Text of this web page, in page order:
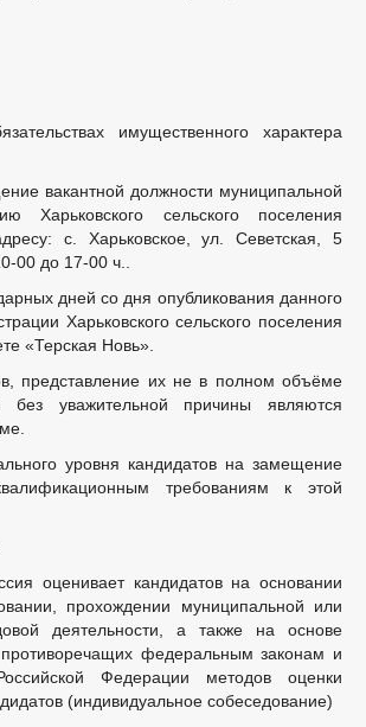
имущественного характера
вакантной должности муниципальной
Харьковского сельского поселения
с. Харьковское, ул. Севетская, 5
00 до 17-00 ч..
дней со дня опубликования данного
Харьковского сельского поселения
«Терская Новь».
представление их не в полном объёме
уважительной причины являются
уровня кандидатов на замещение
требованиям к этой
оценивает кандидатов на основании
прохождении муниципальной или
деятельности, а также на основе
федеральным законам и
Федерации методов оценки
(индивидуальное собеседование)